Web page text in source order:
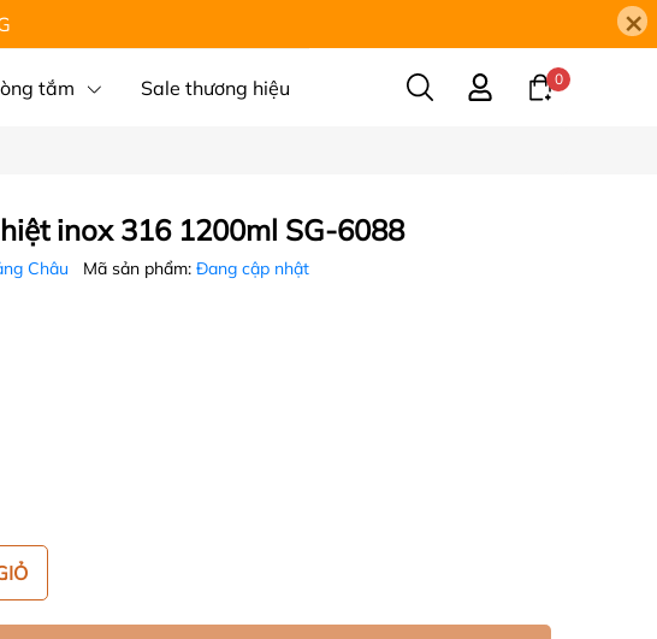
×
tắm Sale thương hiệu 0
inox 316 1200ml SG-6088
Châu Mã sản phẩm: Đang cập nhật